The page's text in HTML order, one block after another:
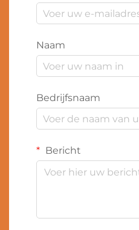
Naam
Bedrijfsnaam
Bericht